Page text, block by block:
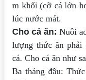
m khối (cỡ cá lớn
lúc nước mát.
Cho cá ăn: Nuôi
lượng thức ăn phải
cá. Cho cá ăn như
Ba tháng đầu: